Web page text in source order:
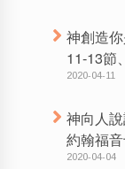
神創造
11-13節
2020-04-11
神向人
約翰福
2020-04-04